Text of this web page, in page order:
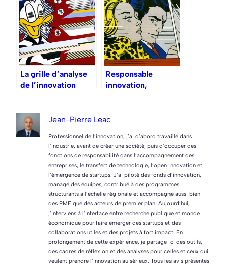
La grille d’analyse
de l’innovation
Responsable
innovation,
Jean-Pierre Leac
Professionnel de l’innovation, j’ai d’abord travaillé dans
l’industrie, avant de créer une société, puis d’occuper des
fonctions de responsabilité dans l’accompagnement des
entreprises, le transfert de technologie, l’open innovation et
l’émergence de startups. J’ai piloté des fonds d’innovation,
managé des équipes, contribué à des programmes
structurants à l’échelle régionale et accompagné aussi bien
des PME que des acteurs de premier plan. Aujourd’hui,
j’interviens à l’interface entre recherche publique et monde
économique pour faire émerger des startups et des
collaborations utiles et des projets à fort impact. En
prolongement de cette expérience, je partage ici des outils,
des cadres de réflexion et des analyses pour celles et ceux qui
veulent prendre l’innovation au sérieux. Tous les avis présentés